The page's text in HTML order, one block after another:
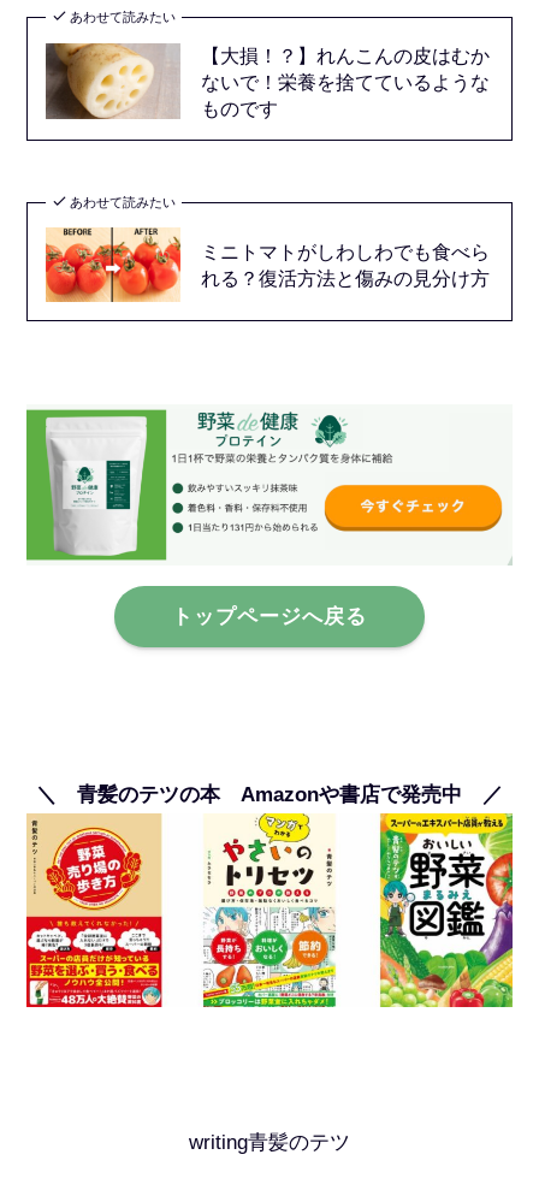
あわせて読みたい
【大損！？】れんこんの皮はむか
ないで！栄養を捨てているような
ものです
あわせて読みたい
ミニトマトがしわしわでも食べら
れる？復活方法と傷みの見分け方
トップページへ戻る
＼ 青髪のテツの本 Amazonや書店で発売中 ／
writing青髪のテツ